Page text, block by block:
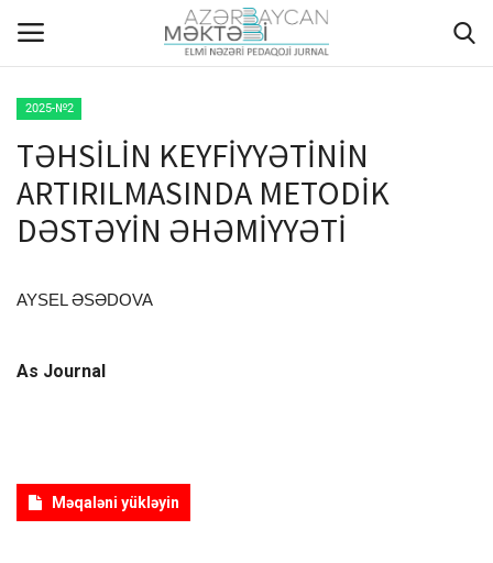
ANA SƏHİFƏ
HAQQIMIZDA
ARXİV
QALEREYA
2025-№2
TƏHSİLİN KEYFİYYƏTİNİN
ARTIRILMASINDA METODİK
DƏSTƏYİN ƏHƏMİYYƏTİ
AYSEL ƏSƏDOVA
As Journal
Məqaləni yükləyin